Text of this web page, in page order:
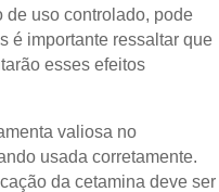
de uso controlado, pode
é importante ressaltar que
esses efeitos
valiosa no
usada corretamente.
da cetamina deve ser